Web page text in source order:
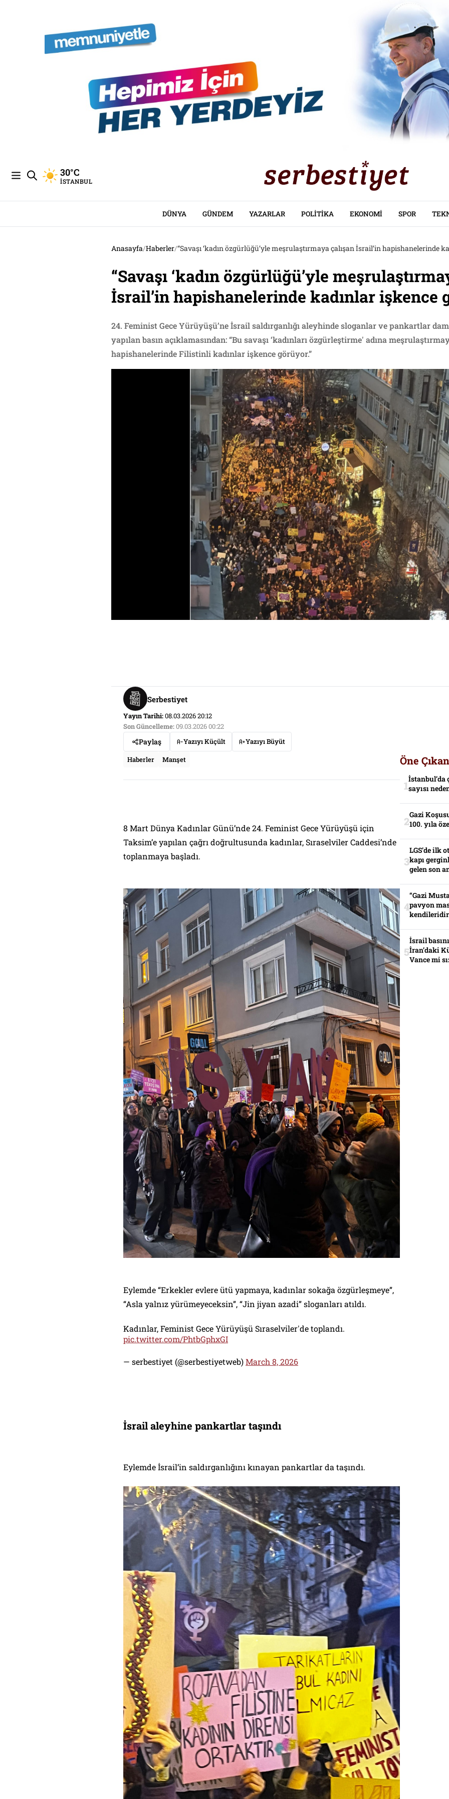
30°C
İSTANBUL
DÜNYA GÜNDEM YAZARLAR POLITIKA EKONOMI SPOR
Anasayfa/Haberler/“Savaşı ‘kadın özgürlüğü’yle meşrulaştırmaya çalışan İsrail’in hapishanelerinde
“Savaşı ‘kadın özgürlüğü’yle
İsrail’in hapishanelerinde kadınlar işkence
24.⁠ ⁠Feminist Gece Yürüyüşü’ne İsrail saldırganlığı aleyhinde sloganlar ve pankartlar
yapılan basın açıklamasından: “Bu savaşı ‘kadınları özgürleştirme' adına
hapishanelerinde Filistinli kadınlar işkence görüyor.”
Serbestiyet
Yayın Tarihi:08.03.2026 20:12
Son Güncelleme:09.03.2026 00:22
Paylaş Yazıyı Küçült
Yazıyı Büyüt
Haberler
Manşet
8 Mart Dünya Kadınlar Günü’nde 24. Feminist Gece Yürüyüşü için
Taksim’e yapılan çağrı doğrultusunda kadınlar, Sıraselviler Caddesi’nde
toplanmaya başladı.
Eylemde “Erkekler evlere ütü yapmaya, kadınlar sokağa özgürleşmeye”,
“Asla yalnız yürümeyeceksin”, “Jin jiyan azadi” sloganları atıldı.
Kadınlar, Feminist Gece Yürüyüşü Sıraselviler'de toplandı.
pic.twitter.com/PhtbGphxGI
— serbestiyet (@serbestiyetweb)March 8, 2026
İsrail aleyhine pankartlar taşındı
Eylemde İsrail’in saldırganlığını kınayan pankartlar da taşındı.
Öne
sayısı
Gazi
100. yıla
LGS’de ilk
kapı
gelen son
“Gazi
pavyon
İsrail
İran’daki
Vance mi